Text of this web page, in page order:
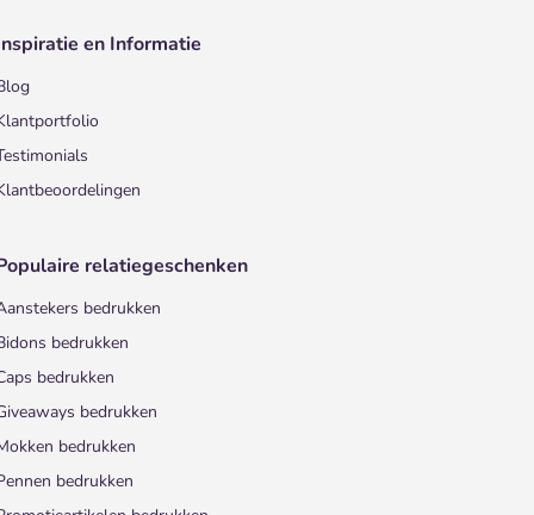
en Informatie
relatiegeschenken
bedrukken
bedrukken
bedrukken
bedrukken
bedrukken
bedrukken